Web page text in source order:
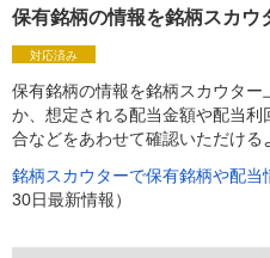
保有銘柄の情報を銘柄スカウ
対応済み
保有銘柄の情報を銘柄スカウタ
か、想定される配当金額や配当利
合などをあわせて確認いただける
銘柄スカウターで保有銘柄や配当
30日最新情報）